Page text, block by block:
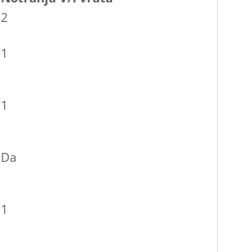
2
1
1
Da
1